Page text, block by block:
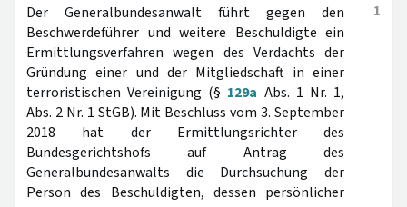
1
Der Generalbundesanwalt führt gegen den
Beschwerdeführer und weitere Beschuldigte ein
Ermittlungsverfahren wegen des Verdachts der
Gründung einer und der Mitgliedschaft in einer
terroristischen Vereinigung (§ 129a Abs. 1 Nr. 1,
Abs. 2 Nr. 1 StGB). Mit Beschluss vom 3. September
2018 hat der Ermittlungsrichter des
Bundesgerichtshofs auf Antrag des
Generalbundesanwalts die Durchsuchung der
Person des Beschuldigten, dessen persönlicher